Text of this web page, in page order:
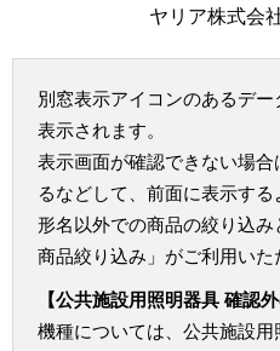
ヤリア株式会
別窓表示アイコンのあるデ
表示されます。
表示画面が確認できない場合
るなどして、前面に表示する
形名以外での商品の絞り込み
商品絞り込み」がご利用いた
【公共施設用照明器具 確認
機種については、公共施設